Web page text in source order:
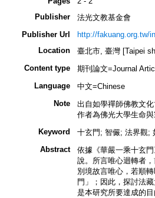
Publisher
法光文教基金會
Publisher Url
http://fakuang.org.tw/
Location
臺北市, 臺灣 [Taipei
Content type
期刊論文=Journal
Language
中文=Chinese
Note
出自如學禪師佛教文
作者為佛光大學生命
Keyword
十玄門; 智儼; 法界觀;
Abstract
依據《華嚴一乘十玄
說。所言唯心迴轉者
別境故言唯心，若順
門」；因此，探討法
是本研究所要達成的